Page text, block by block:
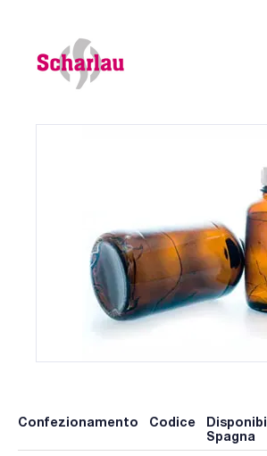
Confezionamento Codice
Spagna